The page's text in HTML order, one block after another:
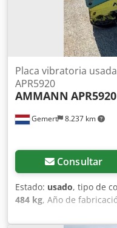
Gemert 8.237 km
Placa vibratoria
APR5920
AMMANN APR5920
Consultar
Estado: usado, tipo de
484 kg, Año de
impacto: 59 kN Motor
adelante/marcha atrás.